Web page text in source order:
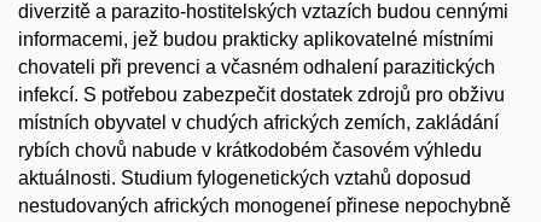
diverzitě a parazito-hostitelských vztazích budou cennými
informacemi, jež budou prakticky aplikovatelné místními
chovateli při prevenci a včasném odhalení parazitických
infekcí. S potřebou zabezpečit dostatek zdrojů pro obživu
místních obyvatel v chudých afrických zemích, zakládání
rybích chovů nabude v krátkodobém časovém výhledu
aktuálnosti. Studium fylogenetických vztahů doposud
nestudovaných afrických monogeneí přinese nepochybně